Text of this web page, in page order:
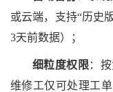
或云端，支持“历史
3天前数据）；
细粒度权限：
维修工仅可处理工